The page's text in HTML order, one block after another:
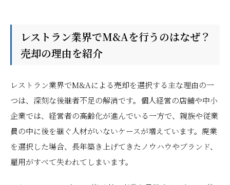
レストラン業界でM&Aを行うのはなぜ？
売却の理由を紹介
レストラン業界でM&Aによる売却を選択する主な理由の一
つは、深刻な後継者不足の解消です。個人経営の店舗や中小
企業では、経営者の高齢化が進んでいる一方で、親族や従業
員の中に後を継ぐ人材がいないケースが増えています。廃業
を選択した場合、長年築き上げてきたノウハウやブランド、
雇用がすべて失われてしまいます。